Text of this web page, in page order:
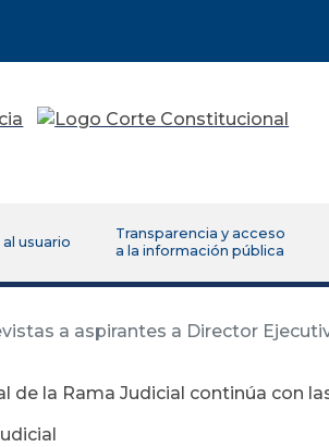
usuario
Transparencia y acceso
a la información pública
a aspirantes a Director
de la Rama Judicial continúa con